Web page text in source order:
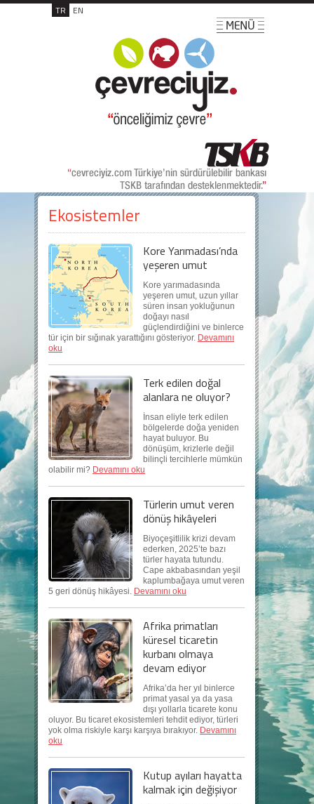
TR EN
Ekosistemler
Kore Yarımadası’nda
yeşeren umut
Kore yarımadasında
yeşeren umut, uzun yıllar
süren insan yokluğunun
doğayı nasıl
güçlendirdiğini ve binlerce
tür için bir sığınak yarattığını gösteriyor. Devamını
oku
Terk edilen doğal
alanlara ne oluyor?
İnsan eliyle terk edilen
bölgelerde doğa yeniden
hayat buluyor. Bu
dönüşüm, krizlerle değil
bilinçli tercihlerle mümkün
olabilir mi? Devamını oku
Türlerin umut veren
dönüş hikâyeleri
Biyoçeşitlilik krizi devam
ederken, 2025’te bazı
türler hayata tutundu.
Cape akbabasından yeşil
kaplumbağaya umut veren
5 geri dönüş hikâyesi. Devamını oku
Afrika primatları
küresel ticaretin
kurbanı olmaya
devam ediyor
Afrika’da her yıl binlerce
primat yasal ya da yasa
dışı yollarla ticarete konu
oluyor. Bu ticaret ekosistemleri tehdit ediyor, türleri
yok olma riskiyle karşı karşıya bırakıyor. Devamını
oku
Kutup ayıları hayatta
kalmak için değişiyor